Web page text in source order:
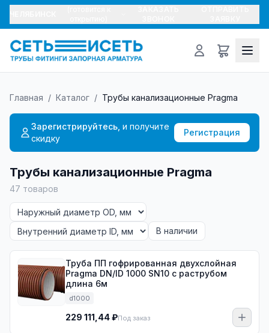
Главная / Каталог / Трубы канализационные Pragma
Зарегистрируйтесь, и получите
скидку
Регистрация
Трубы канализационные Pragma
47 товаров
В наличии
Труба ПП гофрированная двухслойная
Pragma DN/ID 1000 SN10 с раструбом
длина 6м
d1000
229 111,44 ₽Под заказ